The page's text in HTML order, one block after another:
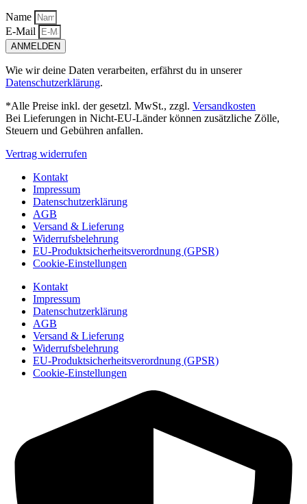
Name
E-Mail
ANMELDEN
Wie wir deine Daten verarbeiten, erfährst du in unserer
Datenschutzerklärung.
*Alle Preise inkl. der gesetzl. MwSt., zzgl. Versandkosten
Bei Lieferungen in Nicht-EU-Länder können zusätzliche Zölle,
Steuern und Gebühren anfallen.
Vertrag widerrufen
Kontakt
Impressum
Datenschutzerklärung
AGB
Versand & Lieferung
Widerrufsbelehrung
EU-Produktsicherheitsverordnung (GPSR)
Cookie-Einstellungen
Kontakt
Impressum
Datenschutzerklärung
AGB
Versand & Lieferung
Widerrufsbelehrung
EU-Produktsicherheitsverordnung (GPSR)
Cookie-Einstellungen